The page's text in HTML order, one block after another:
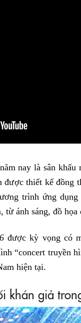
nay là sân
được thiết kế đồng
trình ứng
từ ánh sáng, đồ họa
được kỳ vọng có
“concert truyền
hiện tại.
khán giả